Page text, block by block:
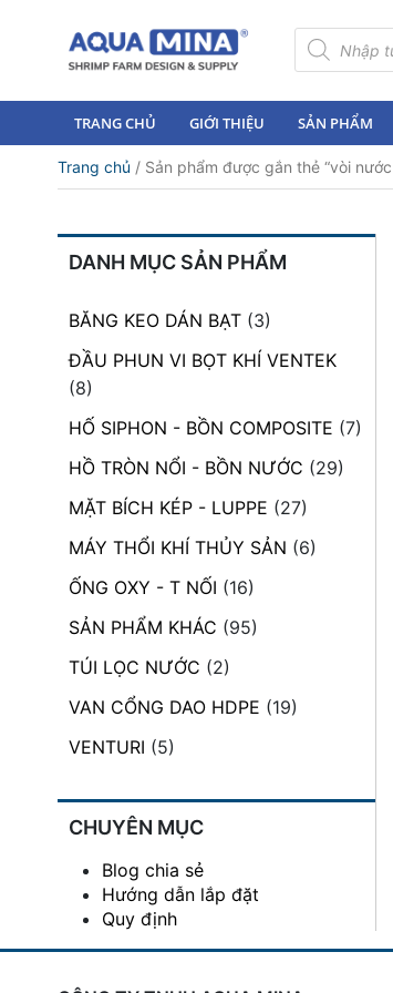
Tìm
kiếm
sản
TRANG CHỦ GIỚI THIỆU SẢN PHẨM
Trang chủ / Sản phẩm được gắn thẻ “vòi
DANH MỤC SẢN PHẨM
BĂNG KEO DÁN BẠT (3)
ĐẦU PHUN VI BỌT KHÍ VENTEK
(8)
HỐ SIPHON - BỒN COMPOSITE (7)
HỒ TRÒN NỔI - BỒN NƯỚC (29)
MẶT BÍCH KÉP - LUPPE (27)
MÁY THỔI KHÍ THỦY SẢN (6)
ỐNG OXY - T NỐI (16)
SẢN PHẨM KHÁC (95)
TÚI LỌC NƯỚC (2)
VAN CỔNG DAO HDPE (19)
VENTURI (5)
CHUYÊN MỤC
Blog chia sẻ
Hướng dẫn lắp đặt
Quy định